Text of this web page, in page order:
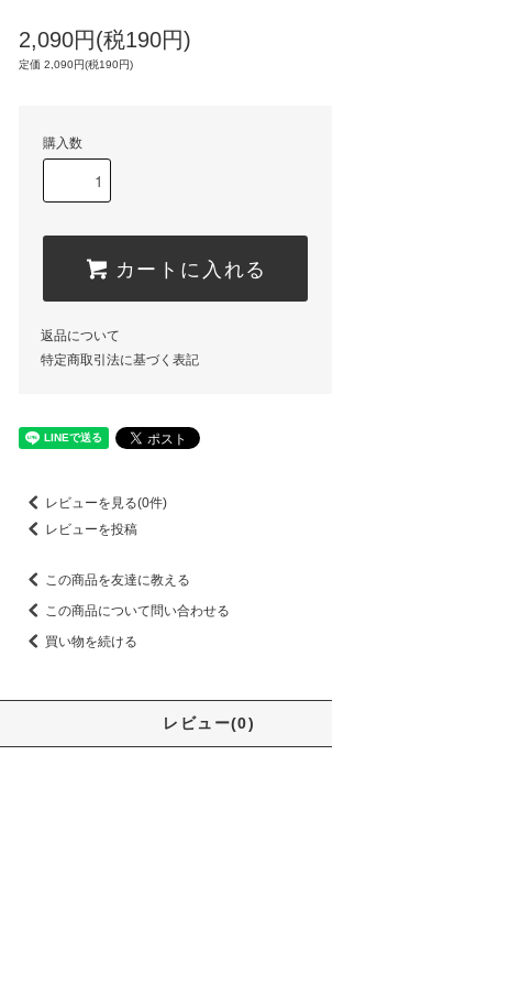
2,090円(税190円)
定価 2,090円(税190円)
購入数
カートに入れる
返品について
特定商取引法に基づく表記
レビューを見る(0件)
レビューを投稿
この商品を友達に教える
この商品について問い合わせる
買い物を続ける
レビュー(0)